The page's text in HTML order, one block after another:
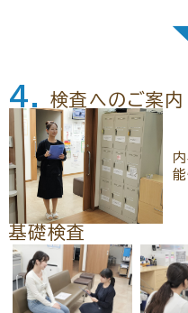
4. 検査へのご案内
能
基礎検査